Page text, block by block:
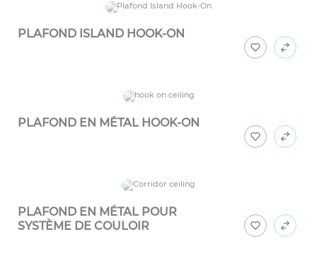
PLAFOND ISLAND HOOK-ON
PLAFOND EN MÉTAL HOOK-ON
PLAFOND EN MÉTAL POUR
SYSTÈME DE COULOIR